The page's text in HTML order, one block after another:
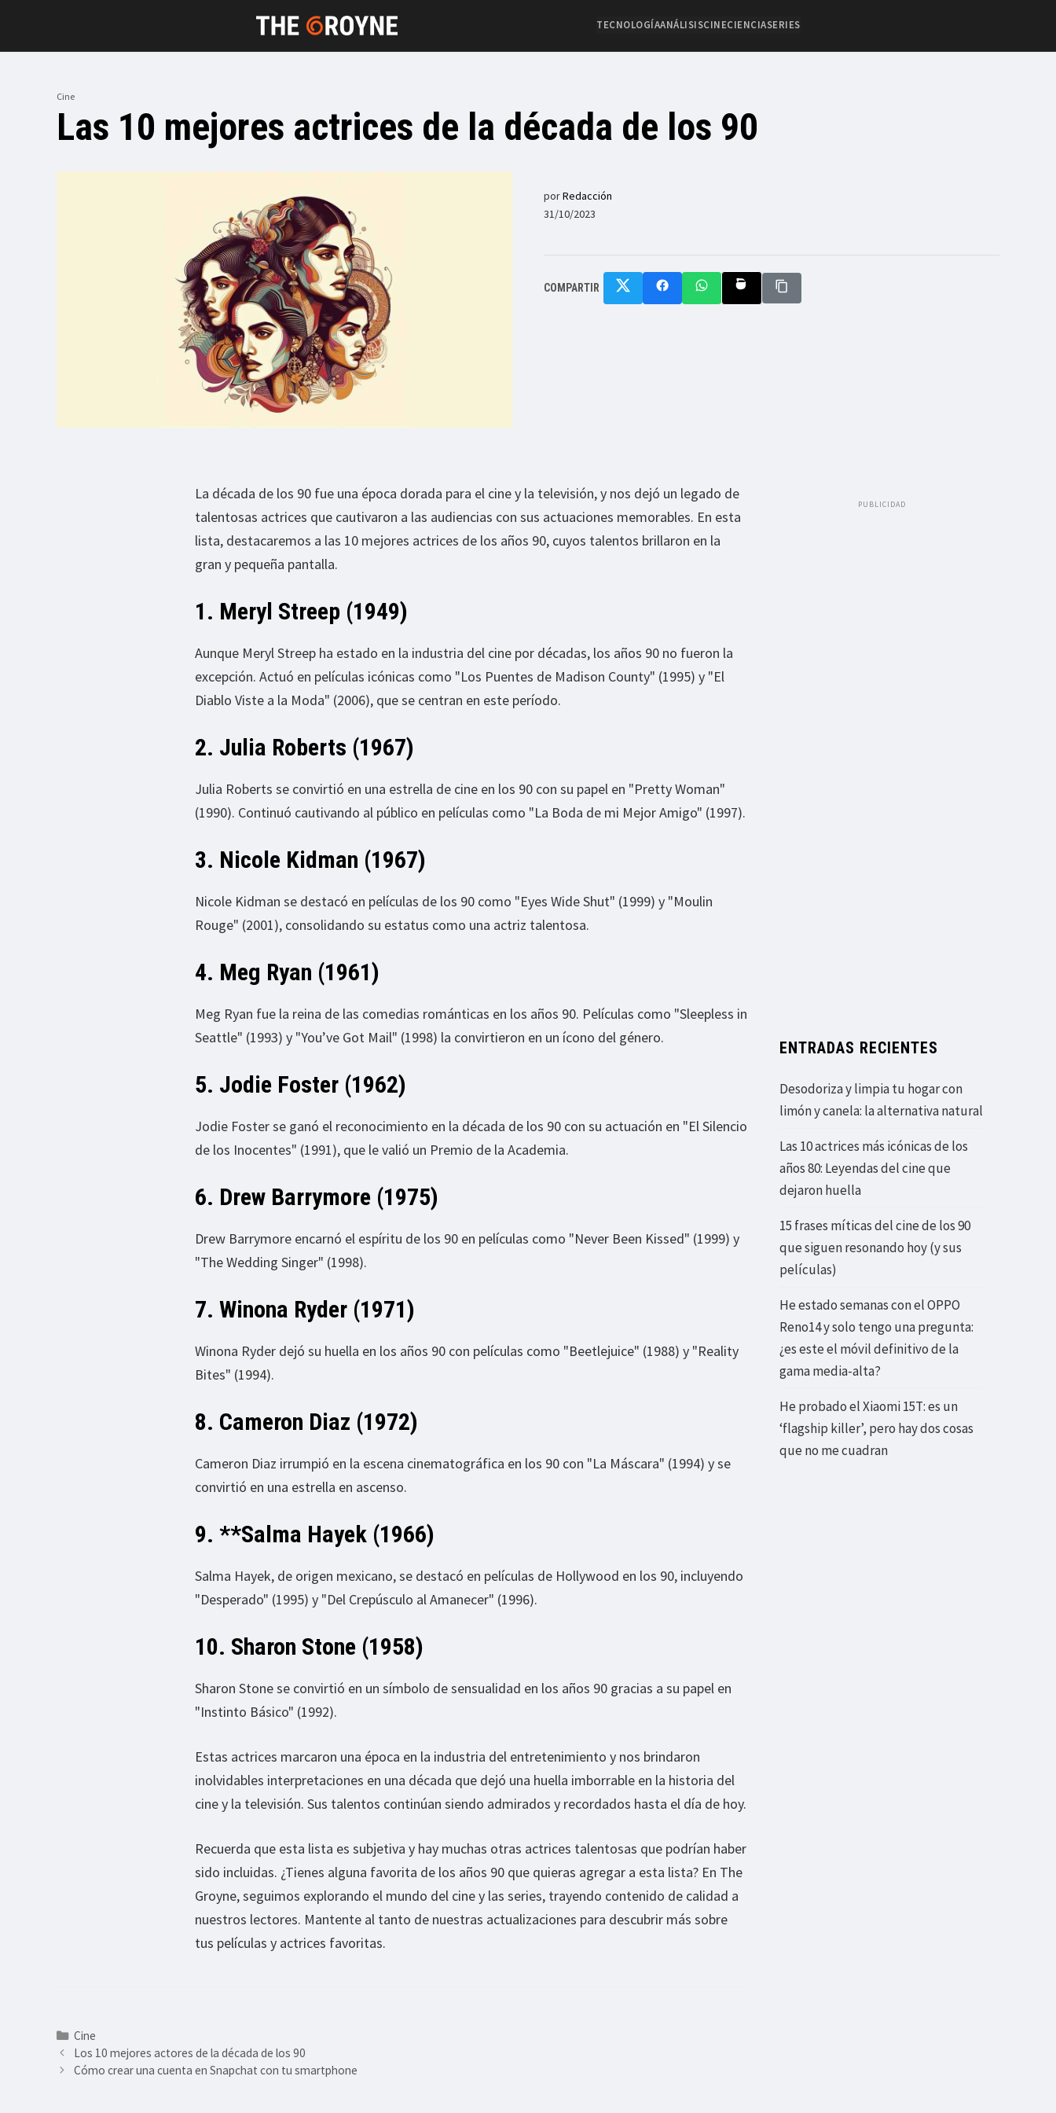
TECNOLOGÍAANÁLISISCINECIENCIASERIES
Cine
Las 10 mejores actrices de la década de los 90
porRedacción
31/10/2023
COMPARTIR
La década de los 90 fue una época dorada para el cine y la televisión, y nos dejó un legado de
talentosas actrices que cautivaron a las audiencias con sus actuaciones memorables. En esta
lista, destacaremos a las 10 mejores actrices de los años 90, cuyos talentos brillaron en la
gran y pequeña pantalla.
1. Meryl Streep (1949)
Aunque Meryl Streep ha estado en la industria del cine por décadas, los años 90 no fueron la
excepción. Actuó en películas icónicas como "Los Puentes de Madison County" (1995) y "El
Diablo Viste a la Moda" (2006), que se centran en este período.
2. Julia Roberts (1967)
Julia Roberts se convirtió en una estrella de cine en los 90 con su papel en "Pretty Woman"
(1990). Continuó cautivando al público en películas como "La Boda de mi Mejor Amigo" (1997).
3. Nicole Kidman (1967)
Nicole Kidman se destacó en películas de los 90 como "Eyes Wide Shut" (1999) y "Moulin
Rouge" (2001), consolidando su estatus como una actriz talentosa.
4. Meg Ryan (1961)
Meg Ryan fue la reina de las comedias románticas en los años 90. Películas como "Sleepless in
Seattle" (1993) y "You’ve Got Mail" (1998) la convirtieron en un ícono del género.
5. Jodie Foster (1962)
Jodie Foster se ganó el reconocimiento en la década de los 90 con su actuación en "El Silencio
de los Inocentes" (1991), que le valió un Premio de la Academia.
6. Drew Barrymore (1975)
Drew Barrymore encarnó el espíritu de los 90 en películas como "Never Been Kissed" (1999) y
"The Wedding Singer" (1998).
7. Winona Ryder (1971)
Winona Ryder dejó su huella en los años 90 con películas como "Beetlejuice" (1988) y "Reality
Bites" (1994).
8. Cameron Diaz (1972)
Cameron Diaz irrumpió en la escena cinematográfica en los 90 con "La Máscara" (1994) y se
convirtió en una estrella en ascenso.
9. **Salma Hayek (1966)
Salma Hayek, de origen mexicano, se destacó en películas de Hollywood en los 90, incluyendo
"Desperado" (1995) y "Del Crepúsculo al Amanecer" (1996).
10. Sharon Stone (1958)
Sharon Stone se convirtió en un símbolo de sensualidad en los años 90 gracias a su papel en
"Instinto Básico" (1992).
Estas actrices marcaron una época en la industria del entretenimiento y nos brindaron
inolvidables interpretaciones en una década que dejó una huella imborrable en la historia del
cine y la televisión. Sus talentos continúan siendo admirados y recordados hasta el día de hoy.
Recuerda que esta lista es subjetiva y hay muchas otras actrices talentosas que podrían haber
sido incluidas. ¿Tienes alguna favorita de los años 90 que quieras agregar a esta lista? En The
Groyne, seguimos explorando el mundo del cine y las series, trayendo contenido de calidad a
nuestros lectores. Mantente al tanto de nuestras actualizaciones para descubrir más sobre
tus películas y actrices favoritas.
Categorías
Cine
Los 10 mejores actores de la década de los 90
Cómo crear una cuenta en Snapchat con tu smartphone
PUBLICIDAD
ENTRADAS RECIENTES
Desodoriza y limpia tu hogar con
limón y canela: la alternativa natural
Las 10 actrices más icónicas de los
años 80: Leyendas del cine que
dejaron huella
15 frases míticas del cine de los 90
que siguen resonando hoy (y sus
películas)
He estado semanas con el OPPO
Reno14 y solo tengo una pregunta:
¿es este el móvil definitivo de la
gama media-alta?
He probado el Xiaomi 15T: es un
‘flagship killer’, pero hay dos cosas
que no me cuadran